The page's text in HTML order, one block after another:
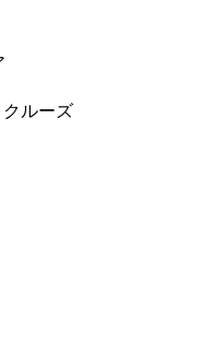
ルーズ